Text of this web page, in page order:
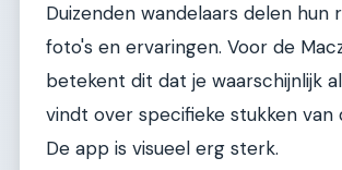
Duizenden wandelaars delen hun
foto's en ervaringen. Voor de
betekent dit dat je waarschijnlijk
vindt over specifieke stukken van
De app is visueel erg sterk.